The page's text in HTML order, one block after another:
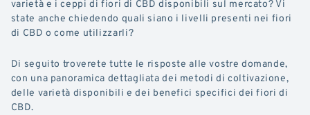
varietà e i ceppi di fiori di CBD disponibili sul mercato? Vi
state anche chiedendo quali siano i livelli presenti nei fiori
di CBD o come utilizzarli?
Di seguito troverete tutte le risposte alle vostre domande,
con una panoramica dettagliata dei metodi di coltivazione,
delle varietà disponibili e dei benefici specifici dei fiori di
CBD.